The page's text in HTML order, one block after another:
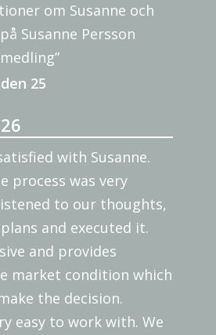
om Susanne och
Susanne Persson
25
with Susanne.
process was very
to our thoughts,
and executed it.
and provides
market condition which
the decision.
easy to work with. We